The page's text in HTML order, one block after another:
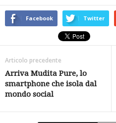
Facebook Twitter
Articolo precedente
Arriva Mudita Pure, lo
smartphone che isola dal
mondo social